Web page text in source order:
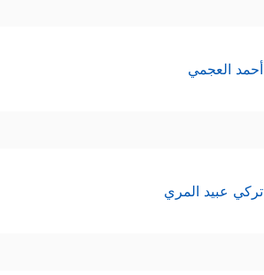
أحمد العجمي
تركي عبيد المري